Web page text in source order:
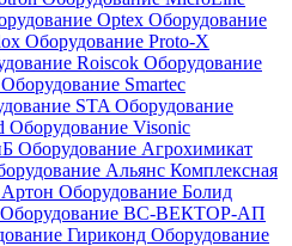
Optex Оборудование
Оборудование Proto-X
Roiscok Оборудование
Оборудование Smartec
STA Оборудование
Оборудование Visonic
Оборудование Агрохимикат
Альянс Комплексная
Оборудование Болид
Оборудование ВС-ВЕКТОР-АП
Гириконд Оборудование